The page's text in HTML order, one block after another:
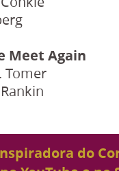
Meet Again
Tomer
do